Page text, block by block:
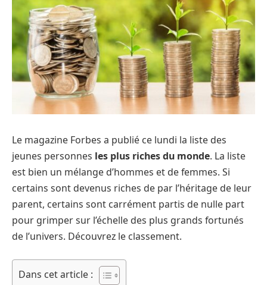
Le magazine Forbes a publié ce lundi la liste des
jeunes personnes les plus riches du monde. La liste
est bien un mélange d’hommes et de femmes. Si
certains sont devenus riches de par l’héritage de leur
parent, certains sont carrément partis de nulle part
pour grimper sur l’échelle des plus grands fortunés
de l’univers. Découvrez le classement.
Dans cet article :